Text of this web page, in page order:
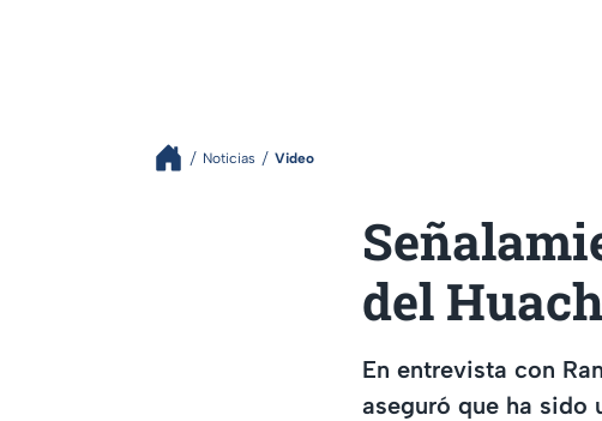
Noticias Video
del
En entrevista con
aseguró que ha sido